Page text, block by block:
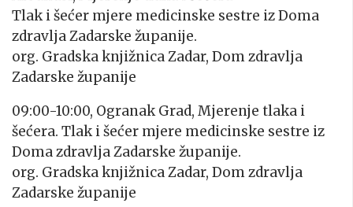
Tlak i šećer mjere medicinske sestre iz Doma
zdravlja Zadarske županije.
org. Gradska knjižnica Zadar, Dom zdravlja
Zadarske županije
09:00-10:00, Ogranak Grad, Mjerenje tlaka i
šećera. Tlak i šećer mjere medicinske sestre iz
Doma zdravlja Zadarske županije.
org. Gradska knjižnica Zadar, Dom zdravlja
Zadarske županije